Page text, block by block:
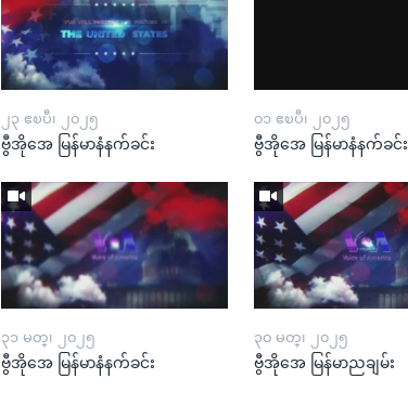
၂၃ ဧၿပီ၊ ၂၀၂၅
ဗွီအိုအေ မြန်မာနံနက်ခင်း
၀၁ ဧၿပီ၊ ၂၀၂၅
ဗွီအိုအေ မြန်မာနံနက်ခင်း
၃၁ မတ္၊ ၂၀၂၅
ဗွီအိုအေ မြန်မာနံနက်ခင်း
၃၀ မတ္၊ ၂၀၂၅
ဗွီအိုအေ မြန်မာညချမ်း